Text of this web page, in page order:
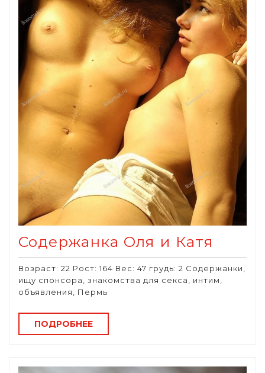
Содержанка Оля и Катя
Возраст: 22 Рост: 164 Вес: 47 грудь: 2 Содержанки,
ищу спонсора, знакомства для секса, интим,
объявления, Пермь
ПОДРОБНЕЕ